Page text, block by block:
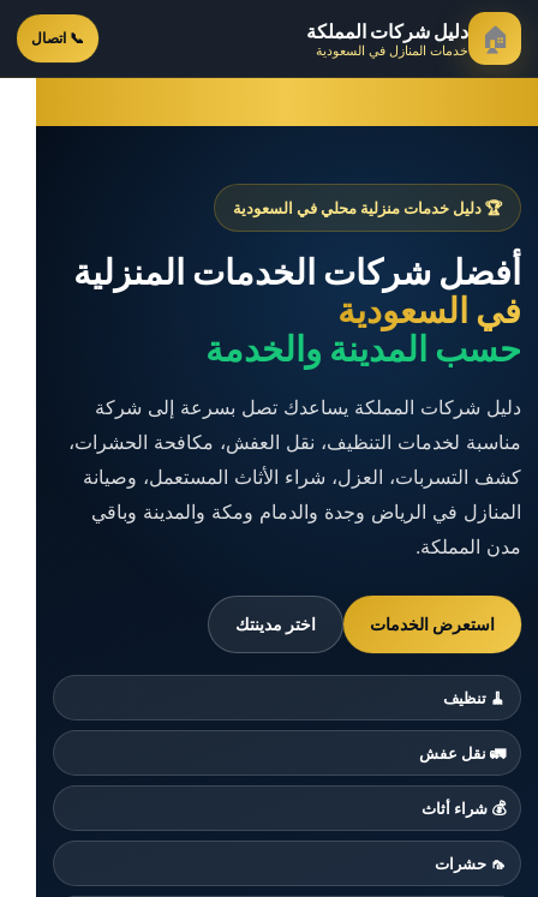
🏠 دليل شركات المملكة
خدمات المنازل في السعودية 📞 اتصال
🏆 دليل خدمات منزلية محلي في السعودية
أفضل شركات الخدمات المنزلية
في السعودية
حسب المدينة والخدمة
دليل شركات المملكة يساعدك تصل بسرعة إلى شركة
مناسبة لخدمات التنظيف، نقل العفش، مكافحة الحشرات،
كشف التسربات، العزل، شراء الأثاث المستعمل، وصيانة
المنازل في الرياض وجدة والدمام ومكة والمدينة وباقي
مدن المملكة.
استعرض الخدمات اختر مدينتك
🧹 تنظيف
🚛 نقل عفش
💰 شراء أثاث
🦟 حشرات